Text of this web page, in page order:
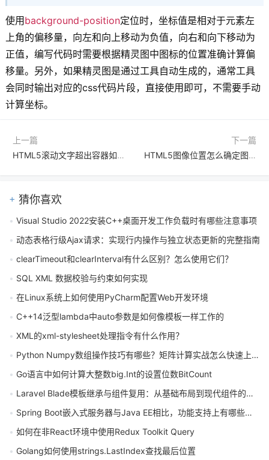
使用 background-position定位时，坐标值是相对于元素左
上角的偏移量，向左和向上移动为负值，向右和向下移动为
正值，编写代码时需要根据精灵图中图标的位置准确计算偏
移量。另外，如果精灵图是通过工具自动生成的，通常工具
会同时输出对应的css代码片段，直接使用即可，不需要手动
计算坐标。
上一篇
HTML5滚动文字超出容器如何处理？设置overflow auto显示滚动区的方法是什么
下一篇
HTML5图像位置怎么确定图像在列表里对齐
猜你喜欢
Visual Studio 2022安装C++桌面开发工作负载时有哪些注意事项
动态表格行级Ajax请求：实现行内操作与独立状态更新的完整指南
clearTimeout和clearInterval有什么区别？怎么使用它们？
SQL XML 数据校验与约束如何实现
在Linux系统上如何使用PyCharm配置Web开发环境
C++14泛型lambda中auto参数是如何像模板一样工作的
XML的xml-stylesheet处理指令有什么作用？
Python Numpy数组操作技巧有哪些？矩阵计算实战怎么快速上手？
Go语言中如何计算大整数big.Int的设置位数BitCount
Laravel Blade模板继承与组件复用：从基础布局到现代组件的完整指南
Spring Boot嵌入式服务器与Java EE相比，功能支持上有哪些核心差异？
如何在非React环境中使用Redux Toolkit Query
Golang如何使用strings.LastIndex查找最后位置